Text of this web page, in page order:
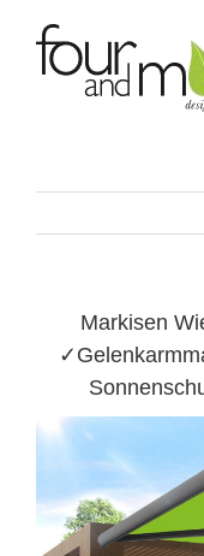
content
Markisen